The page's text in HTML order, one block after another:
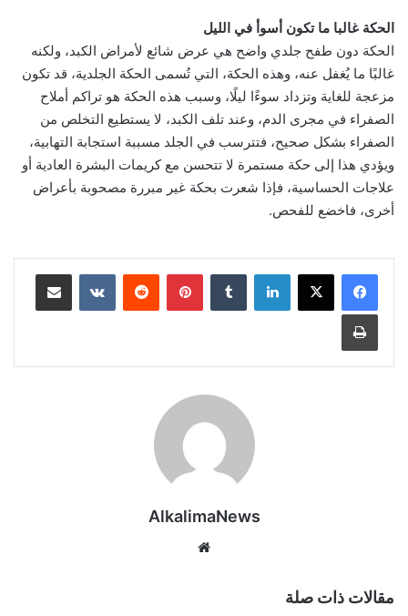
الحكة غالبا ما تكون أسوأ في الليل
الحكة دون طفح جلدي واضح هي عرض شائع لأمراض الكبد، ولكنه
غالبًا ما يُغفل عنه، وهذه الحكة، التي تُسمى الحكة الجلدية، قد تكون
مزعجة للغاية وتزداد سوءًا ليلًا، وسبب هذه الحكة هو تراكم أملاح
الصفراء في مجرى الدم، وعند تلف الكبد، لا يستطيع التخلص من
الصفراء بشكل صحيح، فتترسب في الجلد مسببة استجابة التهابية،
ويؤدي هذا إلى حكة مستمرة لا تتحسن مع كريمات البشرة العادية أو
علاجات الحساسية، فإذا شعرت بحكة غير مبررة مصحوبة بأعراض
أخرى، فاخضع للفحص.
لينكدإن بينتيريست
AlkalimaNews
مقالات ذات صلة